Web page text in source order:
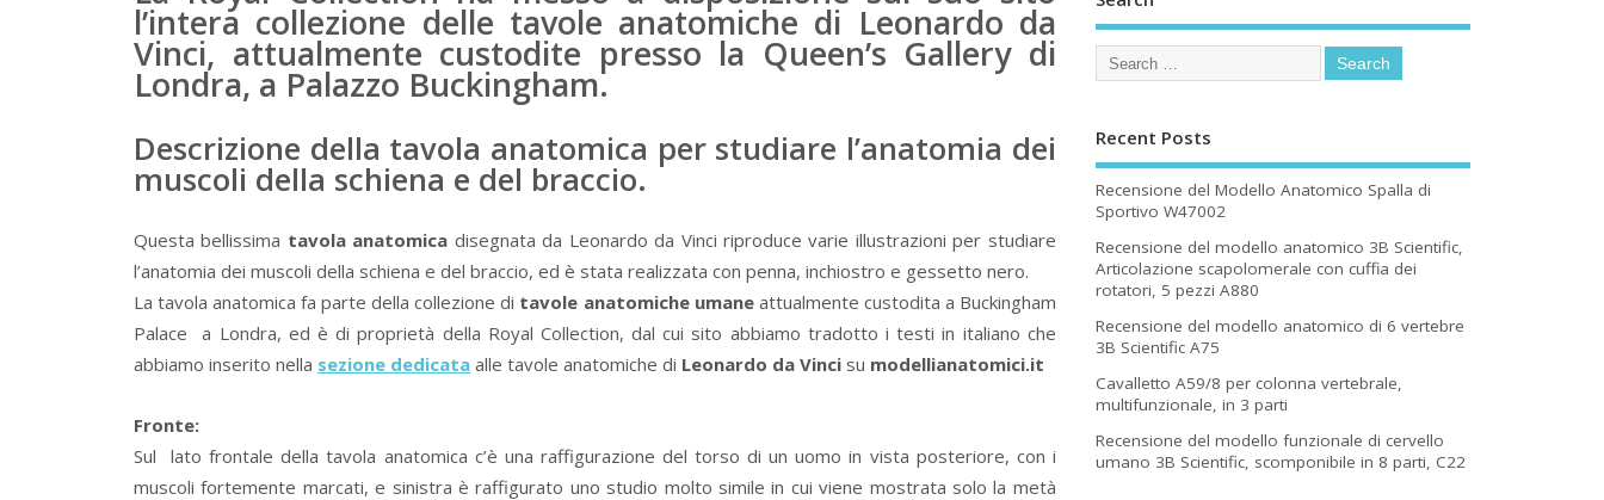
l’intera collezione delle tavole anatomiche di Leonardo da
Vinci, attualmente custodite presso la Queen’s Gallery di
Londra, a Palazzo Buckingham.
Descrizione della tavola anatomica per studiare l’anatomia dei
muscoli della schiena e del braccio.
Questa bellissima tavola anatomica disegnata da Leonardo da Vinci riproduce varie illustrazioni per studiare
l’anatomia dei muscoli della schiena e del braccio, ed è stata realizzata con penna, inchiostro e gessetto nero.
La tavola anatomica fa parte della collezione di tavole anatomiche umaneattualmente custodita a Buckingham
Palace a Londra, ed è di proprietà della Royal Collection, dal cui sito abbiamo tradotto i testi in italiano che
abbiamo inserito nella sezione dedicata alle tavole anatomiche di Leonardo da Vinci su modellianatomici.it
Fronte:
Sul lato frontale della tavola anatomica c’è una raffigurazione del torso di un uomo in vista posteriore, con i
muscoli fortemente marcati, e sinistra è raffigurato uno studio molto simile in cui viene mostrata solo la metà
Recent Posts
Recensione del Modello Anatomico Spalla di
Sportivo W47002
Recensione del modello anatomico 3B Scientific,
Articolazione scapolomerale con cuffia dei
rotatori, 5 pezzi A880
Recensione del modello anatomico di 6 vertebre
3B Scientific A75
Cavalletto A59/8 per colonna vertebrale,
multifunzionale, in 3 parti
Recensione del modello funzionale di cervello
umano 3B Scientific, scomponibile in 8 parti, C22